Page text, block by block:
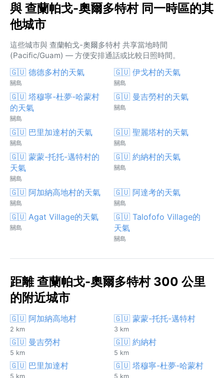
與 查蘭帕戈-奧爾多特村 同一時區的其
他城市
這些城市與 查蘭帕戈-奧爾多特村 共享當地時間
(Pacific/Guam) — 方便安排通話或比較日照時間。
🇬🇺 德德多村的天氣
關島
🇬🇺 伊戈村的天氣
關島
🇬🇺 塔穆寧-杜夢-哈蒙村
的天氣
關島
🇬🇺 曼吉勞村的天氣
關島
🇬🇺 巴里加達村的天氣
關島
🇬🇺 聖麗塔村的天氣
關島
🇬🇺 蒙蒙-托托-邁特村的
天氣
關島
🇬🇺 約納村的天氣
關島
🇬🇺 阿加納高地村的天氣
關島
🇬🇺 阿達考的天氣
關島
🇬🇺 Agat Village的天氣
關島
🇬🇺 Talofofo Village的
天氣
關島
距離 查蘭帕戈-奧爾多特村 300 公里
的附近城市
🇬🇺 阿加納高地村
2 km
🇬🇺 蒙蒙-托托-邁特村
3 km
🇬🇺 曼吉勞村
5 km
🇬🇺 約納村
5 km
🇬🇺 巴里加達村
5 km
🇬🇺 塔穆寧-杜夢-哈蒙村
5 km